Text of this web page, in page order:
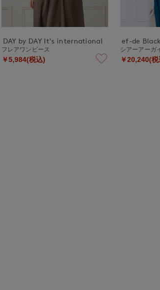
DAY by DAY It's international
フレアワンピース
￥5,984(税込)
ef-de Black
シアーアーガ
￥20,240(税